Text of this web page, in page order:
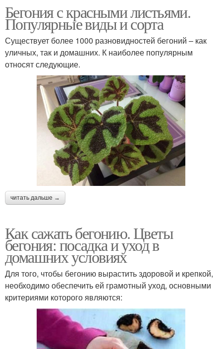
Бегония с красными листьями.
Популярные виды и сорта
Существует более 1000 разновидностей бегоний – как
уличных, так и домашних. К наиболее популярным
относят следующие.
читать дальше →
Как сажать бегонию. Цветы
бегония: посадка и уход в
домашних условиях
Для того, чтобы бегонию вырастить здоровой и крепкой,
необходимо обеспечить ей грамотный уход, основными
критериями которого являются: